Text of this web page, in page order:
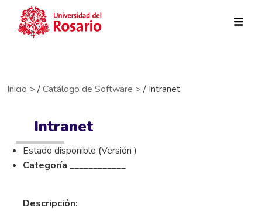
Inicio > /Catálogo de Software > / Intranet
Intranet
Estado disponible (Versión )
Categoría ____________
Descripción: